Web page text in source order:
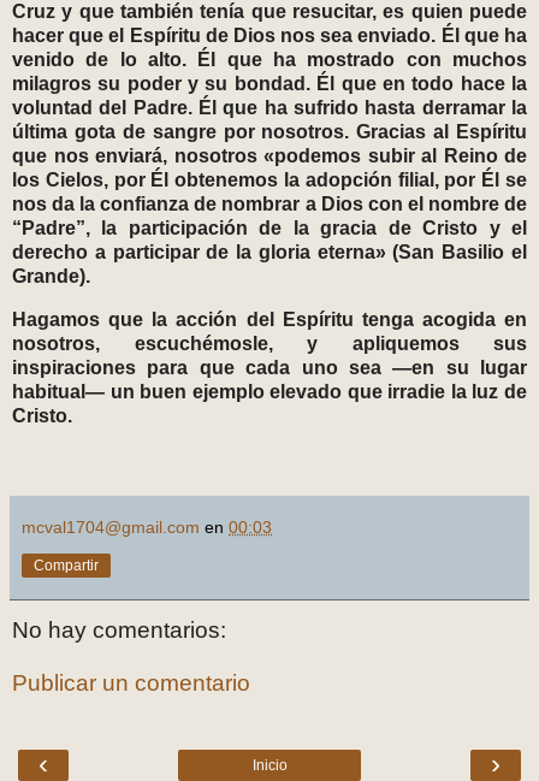
Cruz y que también tenía que resucitar, es quien puede
hacer que el Espíritu de Dios nos sea enviado. Él que ha
venido de lo alto. Él que ha mostrado con muchos
milagros su poder y su bondad. Él que en todo hace la
voluntad del Padre. Él que ha sufrido hasta derramar la
última gota de sangre por nosotros. Gracias al Espíritu
que nos enviará, nosotros «podemos subir al Reino de
los Cielos, por Él obtenemos la adopción filial, por Él se
nos da la confianza de nombrar a Dios con el nombre de
“Padre”, la participación de la gracia de Cristo y el
derecho a participar de la gloria eterna» (San Basilio el
Grande).
Hagamos que la acción del Espíritu tenga acogida en
nosotros, escuchémosle, y apliquemos sus
inspiraciones para que cada uno sea —en su lugar
habitual— un buen ejemplo elevado que irradie la luz de
Cristo.
mcval1704@gmail.com en 00:03
Compartir
No hay comentarios:
Publicar un comentario
‹ ›
Inicio